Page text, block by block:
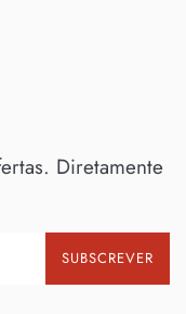
Diretamente
SUBSCREVER